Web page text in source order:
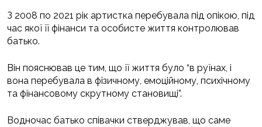
З 2008 по 2021 рік артистка перебувала під опікою, під
час якої її фінанси та особисте життя контролював
батько.
Він пояснював це тим, що її життя було “в руїнах, і
вона перебувала в фізичному, емоційному, психічному
та фінансовому скрутному становищі”.
Водночас батько співачки стверджував, що саме